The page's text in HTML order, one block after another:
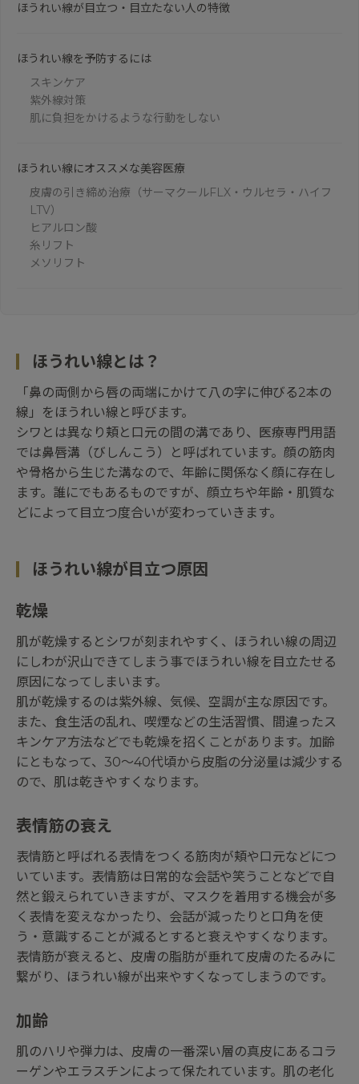
ほうれい線が目立つ・目立たない人の特徴
ほうれい線を予防するには
スキンケア
紫外線対策
肌に負担をかけるような行動をしない
ほうれい線にオススメな美容医療
皮膚の引き締め治療（サーマクールFLX・ウルセラ・ハイフ
LTV）
ヒアルロン酸
糸リフト
メソリフト
ほうれい線とは？
「鼻の両側から唇の両端にかけて八の字に伸びる2本の
線」をほうれい線と呼びます。
シワとは異なり頬と口元の間の溝であり、医療専門用語
では鼻唇溝（びしんこう）と呼ばれています。顔の筋肉
や骨格から生じた溝なので、年齢に関係なく顔に存在し
ます。誰にでもあるものですが、顔立ちや年齢・肌質な
どによって目立つ度合いが変わっていきます。
ほうれい線が目立つ原因
乾燥
肌が乾燥するとシワが刻まれやすく、ほうれい線の周辺
にしわが沢山できてしまう事でほうれい線を目立たせる
原因になってしまいます。
肌が乾燥するのは紫外線、気候、空調が主な原因です。
また、食生活の乱れ、喫煙などの生活習慣、間違ったス
キンケア方法などでも乾燥を招くことがあります。加齢
にともなって、30～40代頃から皮脂の分泌量は減少する
ので、肌は乾きやすくなります。
表情筋の衰え
表情筋と呼ばれる表情をつくる筋肉が頬や口元などにつ
いています。表情筋は日常的な会話や笑うことなどで自
然と鍛えられていきますが、マスクを着用する機会が多
く表情を変えなかったり、会話が減ったりと口角を使
う・意識することが減るとすると衰えやすくなります。
表情筋が衰えると、皮膚の脂肪が垂れて皮膚のたるみに
繋がり、ほうれい線が出来やすくなってしまうのです。
加齢
肌のハリや弾力は、皮膚の一番深い層の真皮にあるコラ
ーゲンやエラスチンによって保たれています。肌の老化